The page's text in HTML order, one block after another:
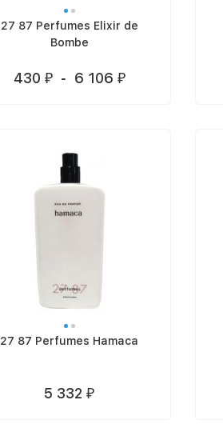
27 87 Perfumes Elixir de
Bombe
430 ₽ - 6 106 ₽
27 87 Perfumes Hamaca
5 332 ₽